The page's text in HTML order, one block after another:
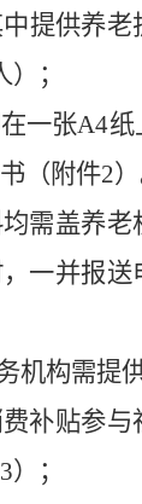
提供养老
）；
一张A4纸
（附件2）
需盖养老
一并报送
机构需提
补贴参与
3）；